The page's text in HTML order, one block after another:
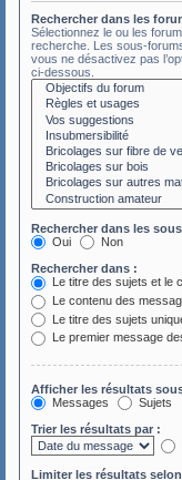
Rechercher dans les
Sélectionnez le ou les
recherche. Les sous-
vous ne désactivez pas
ci-dessous.
Rechercher dans les
Oui
Non
Rechercher dans :
Le titre des sujets et le
Le contenu des
Le titre des sujets
Le premier message
Afficher les résultats
Messages
Sujets
Trier les résultats par :
Limiter les résultats